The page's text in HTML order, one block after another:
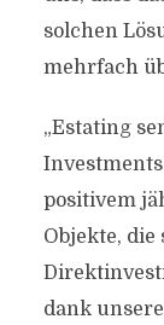
solchen
mehrfach
„Estating
positivem
Objekte,
dank